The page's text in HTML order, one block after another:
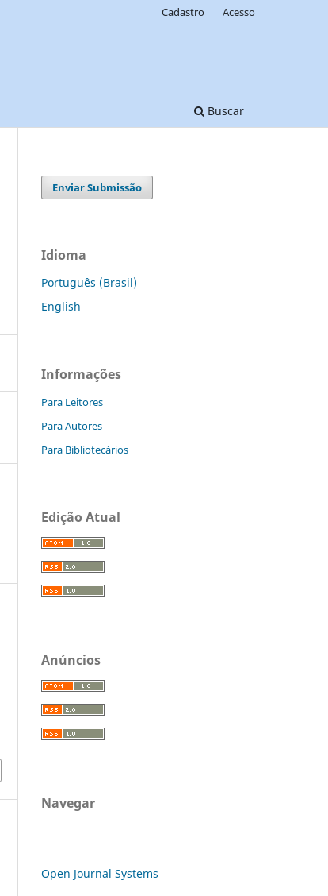
Buscar
Cadastro Acesso
Enviar Submissão
Idioma
Português (Brasil)
English
Informações
Para Leitores
Para Autores
Para Bibliotecários
Edição Atual
Anúncios
Navegar
Open Journal Systems